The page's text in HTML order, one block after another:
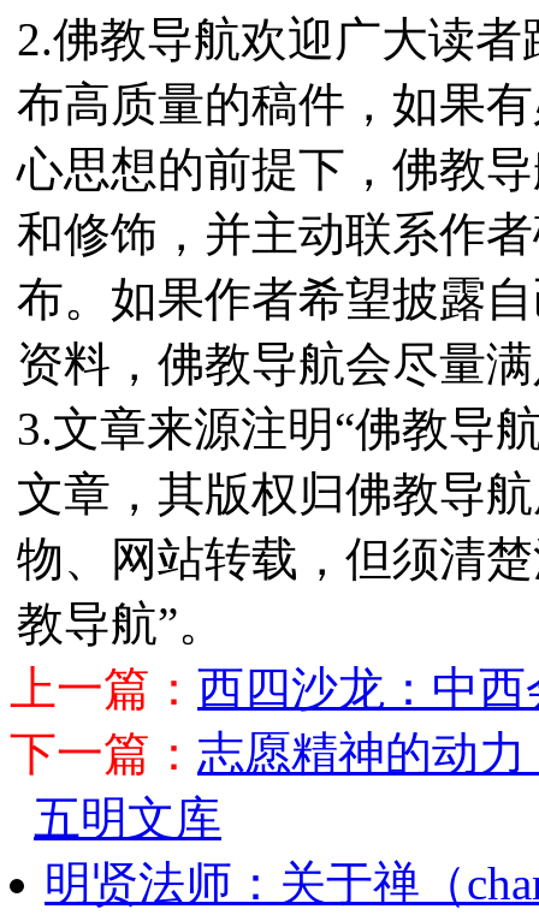
2.佛教导航欢迎广大读
布高质量的稿件，如果
心思想的前提下，佛教
和修饰，并主动联系作
布。如果作者希望披露
资料，佛教导航会尽量
3.文章来源注明“佛教导
文章，其版权归佛教导
物、网站转载，但须清
教导航”。
上一篇： 西四沙龙：中
下一篇： 志愿精神的动
五明文库
明贤法师：关于禅（